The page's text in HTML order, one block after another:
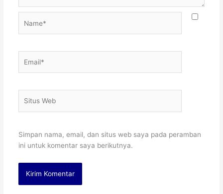
Web
Simpan nama, email, dan situs web saya pada peramban
ini untuk komentar saya berikutnya.